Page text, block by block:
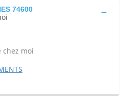
74600
moi